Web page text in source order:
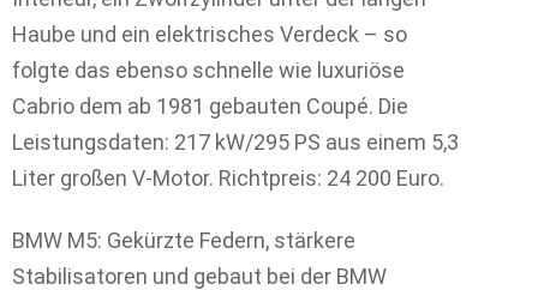
Haube und ein elektrisches Verdeck – so
folgte das ebenso schnelle wie luxuriöse
Cabrio dem ab 1981 gebauten Coupé. Die
Leistungsdaten: 217 kW/295 PS aus einem 5,3
Liter großen V-Motor. Richtpreis: 24 200 Euro.
BMW M5: Gekürzte Federn, stärkere
Stabilisatoren und gebaut bei der BMW